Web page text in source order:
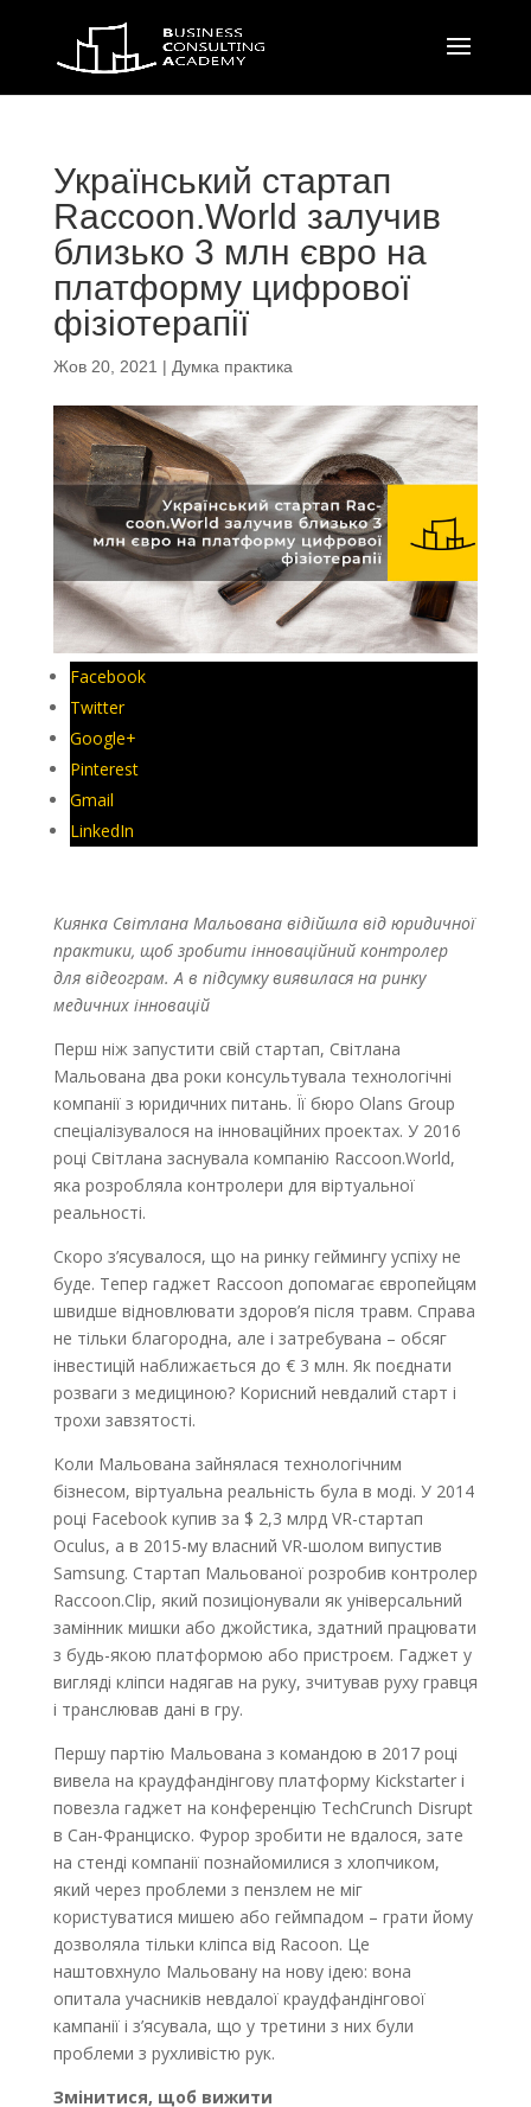
Український стартап
Raccoon.World залучив
близько 3 млн євро на
платформу цифрової
фізіотерапії
Жов 20, 2021 | Думка практика
Facebook
Twitter
Google+
Pinterest
Gmail
LinkedIn
Киянка Світлана Мальована відійшла від юридичної
практики, щоб зробити інноваційний контролер
для відеограм. А в підсумку виявилася на ринку
медичних інновацій
Перш ніж запустити свій стартап, Світлана
Мальована два роки консультувала технологічні
компанії з юридичних питань. Її бюро Olans Group
спеціалізувалося на інноваційних проектах. У 2016
році Світлана заснувала компанію Raccoon.World,
яка розробляла контролери для віртуальної
реальності.
Скоро з’ясувалося, що на ринку геймингу успіху не
буде. Тепер гаджет Raccoon допомагає європейцям
швидше відновлювати здоров’я після травм. Справа
не тільки благородна, але і затребувана – обсяг
інвестицій наближається до € 3 млн. Як поєднати
розваги з медициною? Корисний невдалий старт і
трохи завзятості.
Коли Мальована зайнялася технологічним
бізнесом, віртуальна реальність була в моді. У 2014
році Facebook купив за $ 2,3 млрд VR-стартап
Oculus, а в 2015-му власний VR-шолом випустив
Samsung. Стартап Мальованої розробив контролер
Raccoon.Clip, який позиціонували як універсальний
замінник мишки або джойстика, здатний працювати
з будь-якою платформою або пристроєм. Гаджет у
вигляді кліпси надягав на руку, зчитував руху гравця
і транслював дані в гру.
Першу партію Мальована з командою в 2017 році
вивела на краудфандінгову платформу Kickstarter і
повезла гаджет на конференцію TechCrunch Disrupt
в Сан-Франциско. Фурор зробити не вдалося, зате
на стенді компанії познайомилися з хлопчиком,
який через проблеми з пензлем не міг
користуватися мишею або геймпадом – грати йому
дозволяла тільки кліпса від Racoon. Це
наштовхнуло Мальовану на нову ідею: вона
опитала учасників невдалої краудфандінгової
кампанії і з’ясувала, що у третини з них були
проблеми з рухливістю рук.
Змінитися, щоб вижити